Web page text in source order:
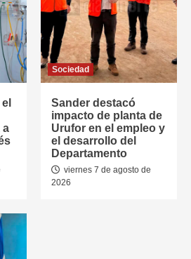
a
Sociedad
Sander destacó
impacto de planta de
Urufor en el empleo y
el desarrollo del
Departamento
viernes 7 de agosto de
2026